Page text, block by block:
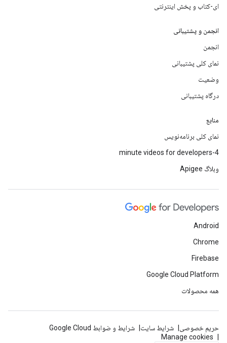
ای-کتاب و پخش اینترنتی
انجمن و پشتیبانی
انجمن
نمای کلی پشتیبانی
وضعیت
درگاه پشتیبانی
منابع
نمای کلی برنامه‌نویس
4-minute videos for developers
وبلاگ Apigee
Android
Chrome
Firebase
Google Cloud Platform
همه محصولات
حریم خصوصی شرایط سایت
شرایط و ضوابط Google Cloud
Manage cookies